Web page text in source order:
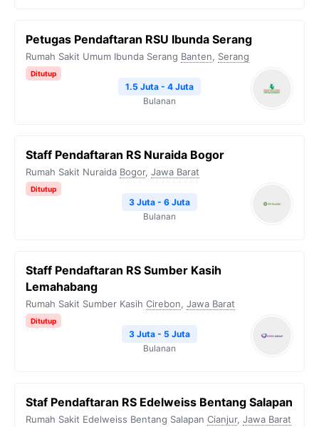
Petugas Pendaftaran RSU Ibunda Serang
Rumah Sakit Umum Ibunda Serang Banten, Serang
Ditutup
1.5 Juta - 4 Juta
Bulanan
Staff Pendaftaran RS Nuraida Bogor
Rumah Sakit Nuraida Bogor, Jawa Barat
Ditutup
3 Juta - 6 Juta
Bulanan
Staff Pendaftaran RS Sumber Kasih
Lemahabang
Rumah Sakit Sumber Kasih Cirebon, Jawa Barat
Ditutup
3 Juta - 5 Juta
Bulanan
⁠Staf Pendaftaran RS Edelweiss Bentang Salapan
Rumah Sakit Edelweiss Bentang Salapan Cianjur, Jawa Barat